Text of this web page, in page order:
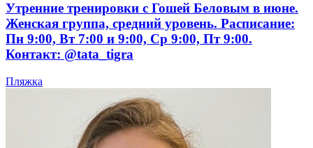
Утренние тренировки с Гошей Беловым в июне.
Женская группа, средний уровень. Расписание:
Пн 9:00, Вт 7:00 и 9:00, Ср 9:00, Пт 9:00.
Контакт: @tata_tigra
Пляжка